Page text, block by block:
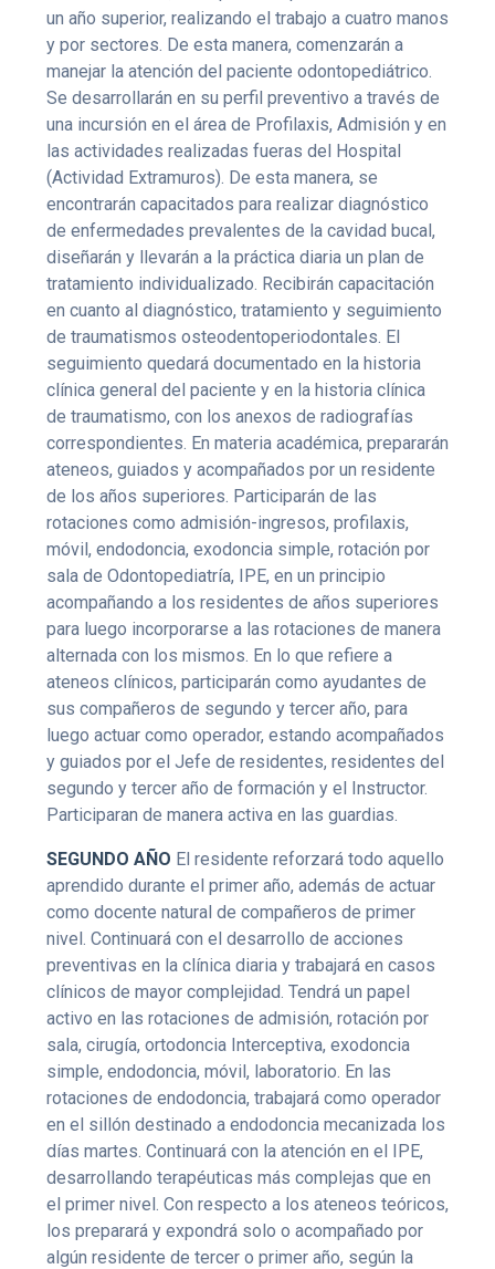
un año superior, realizando el trabajo a cuatro manos
y por sectores. De esta manera, comenzarán a
manejar la atención del paciente odontopediátrico.
Se desarrollarán en su perfil preventivo a través de
una incursión en el área de Profilaxis, Admisión y en
las actividades realizadas fueras del Hospital
(Actividad Extramuros). De esta manera, se
encontrarán capacitados para realizar diagnóstico
de enfermedades prevalentes de la cavidad bucal,
diseñarán y llevarán a la práctica diaria un plan de
tratamiento individualizado. Recibirán capacitación
en cuanto al diagnóstico, tratamiento y seguimiento
de traumatismos osteodentoperiodontales. El
seguimiento quedará documentado en la historia
clínica general del paciente y en la historia clínica
de traumatismo, con los anexos de radiografías
correspondientes. En materia académica, prepararán
ateneos, guiados y acompañados por un residente
de los años superiores. Participarán de las
rotaciones como admisión-ingresos, profilaxis,
móvil, endodoncia, exodoncia simple, rotación por
sala de Odontopediatría, IPE, en un principio
acompañando a los residentes de años superiores
para luego incorporarse a las rotaciones de manera
alternada con los mismos. En lo que refiere a
ateneos clínicos, participarán como ayudantes de
sus compañeros de segundo y tercer año, para
luego actuar como operador, estando acompañados
y guiados por el Jefe de residentes, residentes del
segundo y tercer año de formación y el Instructor.
Participaran de manera activa en las guardias.
SEGUNDO AÑO El residente reforzará todo aquello
aprendido durante el primer año, además de actuar
como docente natural de compañeros de primer
nivel. Continuará con el desarrollo de acciones
preventivas en la clínica diaria y trabajará en casos
clínicos de mayor complejidad. Tendrá un papel
activo en las rotaciones de admisión, rotación por
sala, cirugía, ortodoncia Interceptiva, exodoncia
simple, endodoncia, móvil, laboratorio. En las
rotaciones de endodoncia, trabajará como operador
en el sillón destinado a endodoncia mecanizada los
días martes. Continuará con la atención en el IPE,
desarrollando terapéuticas más complejas que en
el primer nivel. Con respecto a los ateneos teóricos,
los preparará y expondrá solo o acompañado por
algún residente de tercer o primer año, según la